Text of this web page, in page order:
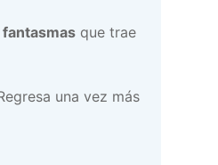
fantasmas que trae
una vez más